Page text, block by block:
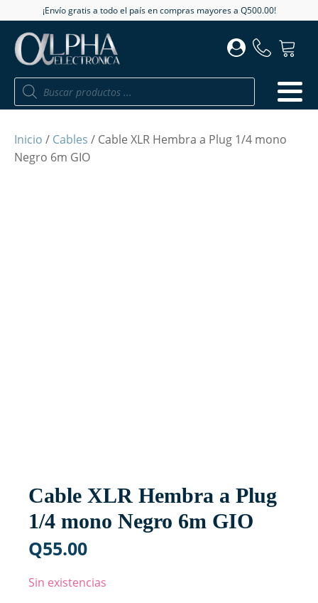
¡Envío gratis a todo el país en compras mayores a Q500.00!
Búsqueda
productos
Inicio / Cables / Cable XLR Hembra a Plug 1/4 mono
Negro 6m GIO
Cable XLR Hembra a Plug
1/4 mono Negro 6m GIO
Q55.00
Sin existencias